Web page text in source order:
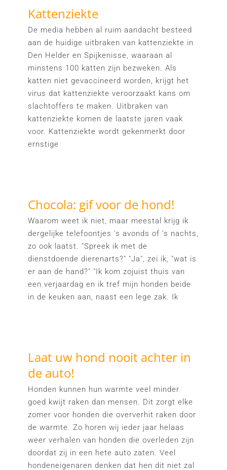
Kattenziekte
De media hebben al ruim aandacht besteed
aan de huidige uitbraken van kattenziekte in
Den Helder en Spijkenisse, waaraan al
minstens 100 katten zijn bezweken. Als
katten niet gevaccineerd worden, krijgt het
virus dat kattenziekte veroorzaakt kans om
slachtoffers te maken. Uitbraken van
kattenziekte komen de laatste jaren vaak
voor. Kattenziekte wordt gekenmerkt door
ernstige
Chocola: gif voor de hond!
Waarom weet ik niet, maar meestal krijg ik
dergelijke telefoontjes 's avonds of 's nachts,
zo ook laatst. "Spreek ik met de
dienstdoende dierenarts?" "Ja", zei ik, "wat is
er aan de hand?" "Ik kom zojuist thuis van
een verjaardag en ik tref mijn honden beide
in de keuken aan, naast een lege zak. Ik
Laat uw hond nooit achter in
de auto!
Honden kunnen hun warmte veel minder
goed kwijt raken dan mensen. Dit zorgt elke
zomer voor honden die oververhit raken door
de warmte. Zo horen wij ieder jaar helaas
weer verhalen van honden die overleden zijn
doordat zij in een hete auto zaten. Veel
hondeneigenaren denken dat hen dit niet zal